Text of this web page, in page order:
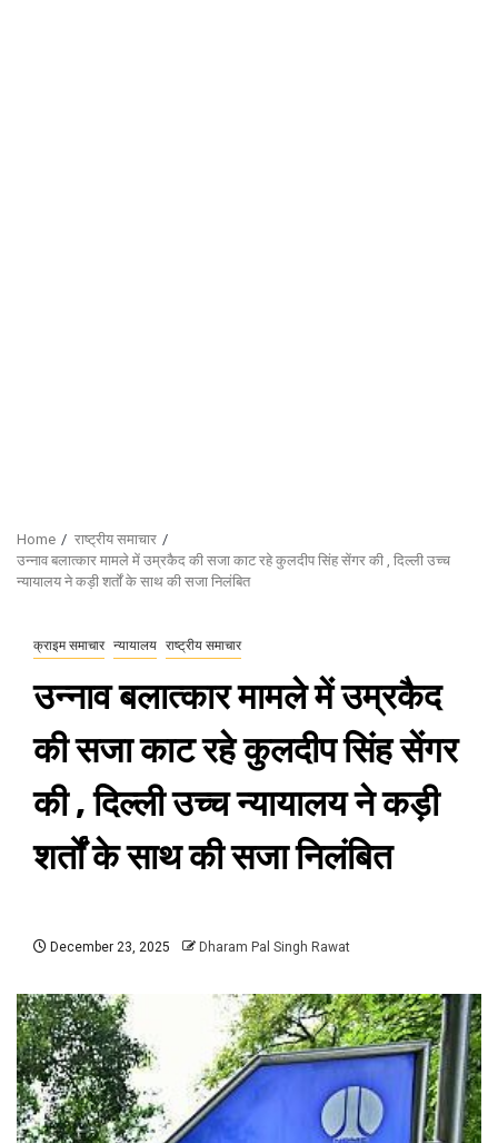
Home
राष्ट्रीय समाचार
उन्नाव बलात्कार मामले में उम्रकैद की सजा काट रहे कुलदीप सिंह सेंगर की , दिल्ली उच्च
न्यायालय ने कड़ी शर्तों के साथ की सजा निलंबित
क्राइम समाचार न्यायालय राष्ट्रीय समाचार
उन्नाव बलात्कार मामले में उम्रकैद
की सजा काट रहे कुलदीप सिंह सेंगर
की , दिल्ली उच्च न्यायालय ने कड़ी
शर्तों के साथ की सजा निलंबित
December 23, 2025 Dharam Pal Singh Rawat